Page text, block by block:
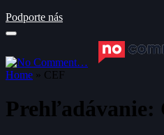
Podporte nás
Home » CEF
Prehľadávanie: